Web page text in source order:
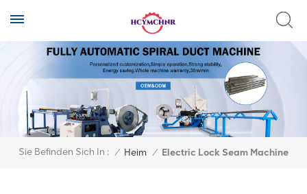
Sie Befinden Sich In : / Heim / Electric Lock Seam Machine